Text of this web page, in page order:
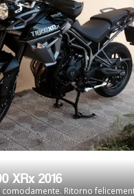
XRx 2016
Ritorno